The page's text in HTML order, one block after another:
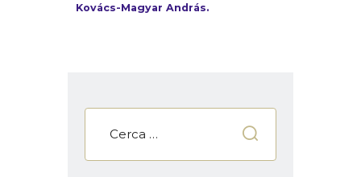
Kovács-Magyar András.